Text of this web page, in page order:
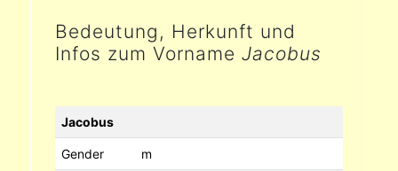
Bedeutung, Herkunft und
Infos zum Vorname Jacobus
Jacobus
Gender m